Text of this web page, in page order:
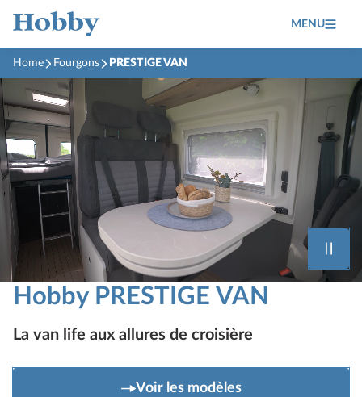
MENU
Home Fourgons PRESTIGE VAN
Hobby PRESTIGE VAN
La van life aux allures de croisière
Voir les modèles